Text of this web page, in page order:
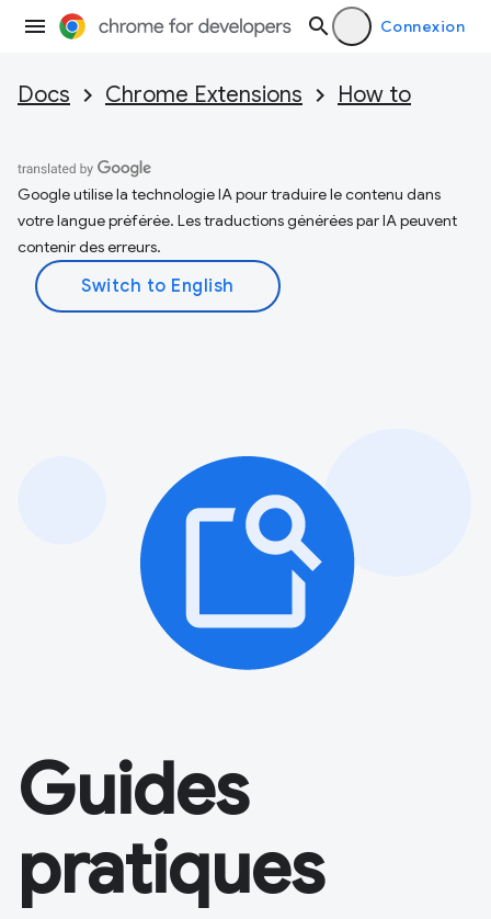
Connexion
Docs Chrome Extensions How to
Google utilise la technologie IA pour traduire le contenu dans
votre langue préférée. Les traductions générées par IA peuvent
contenir des erreurs.
Guides
pratiques